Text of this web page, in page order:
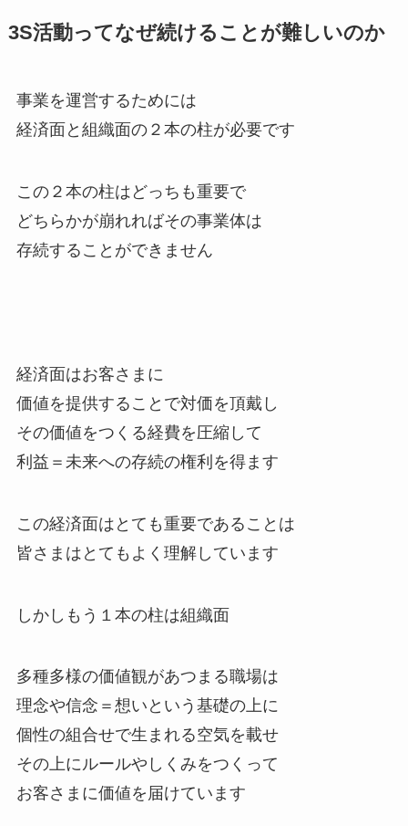
3S活動ってなぜ続けることが難しいのか
事業を運営するためには
経済面と組織面の２本の柱が必要です
この２本の柱はどっちも重要で
どちらかが崩れればその事業体は
存続することができません
経済面はお客さまに
価値を提供することで対価を頂戴し
その価値をつくる経費を圧縮して
利益＝未来への存続の権利を得ます
この経済面はとても重要であることは
皆さまはとてもよく理解しています
しかしもう１本の柱は組織面
多種多様の価値観があつまる職場は
理念や信念＝想いという基礎の上に
個性の組合せで生まれる空気を載せ
その上にルールやしくみをつくって
お客さまに価値を届けています